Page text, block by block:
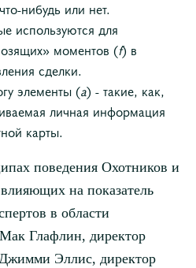
нибудь или нет.
используются для
моментов (f) в
сделки.
элементы (a) - такие, как,
личная информация
карты.
поведения Охотников и
на показатель
в области
Глафлин, директор
Эллис, директор